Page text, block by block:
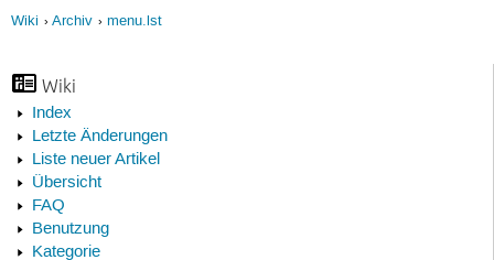
Wiki Archiv menu.lst
Wiki
Index
Letzte Änderungen
Liste neuer Artikel
Übersicht
FAQ
Benutzung
Kategorie